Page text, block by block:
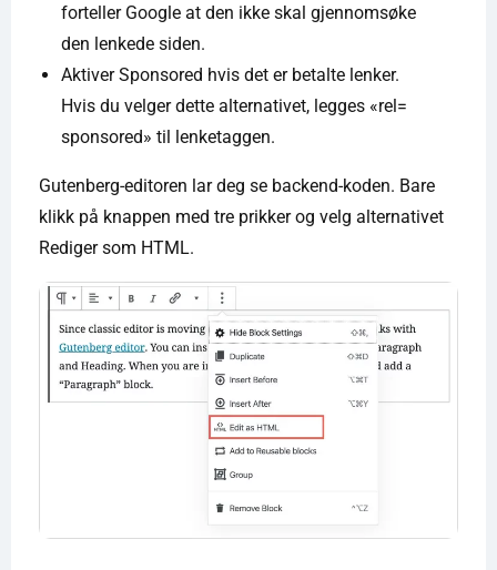
forteller Google at den ikke skal gjennomsøke
den lenkede siden.
Aktiver Sponsored hvis det er betalte lenker.
Hvis du velger dette alternativet, legges «rel=
sponsored» til lenketaggen.
Gutenberg-editoren lar deg se backend-koden. Bare
klikk på knappen med tre prikker og velg alternativet
Rediger som HTML.